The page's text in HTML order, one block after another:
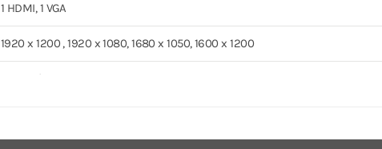
1 HDMI, 1 VGA
1920 x 1200 , 1920 x 1080, 1680 x 1050, 1600 x 1200
Tot 240ips